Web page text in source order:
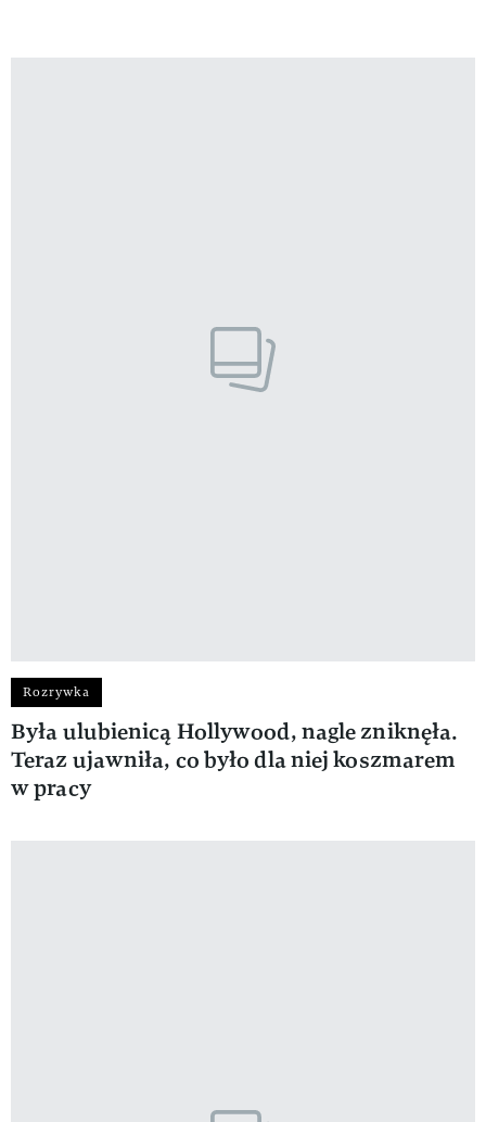
Rozrywka
Była ulubienicą Hollywood, nagle zniknęła.
Teraz ujawniła, co było dla niej koszmarem
w pracy